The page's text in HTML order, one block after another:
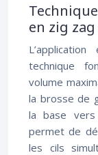
en zig
technique
volume
la brosse de
la base
permet de
les cils